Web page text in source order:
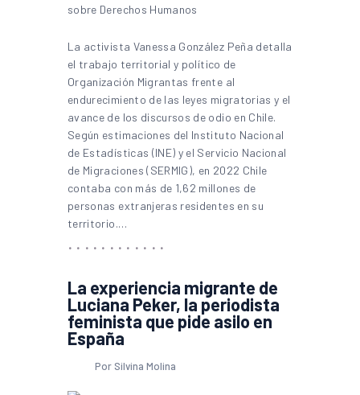
La activista Vanessa González Peña detalla
el trabajo territorial y político de
Organización Migrantas frente al
endurecimiento de las leyes migratorias y el
avance de los discursos de odio en Chile.
Según estimaciones del Instituto Nacional
de Estadísticas (INE) y el Servicio Nacional
de Migraciones (SERMIG), en 2022 Chile
contaba con más de 1,62 millones de
personas extranjeras residentes en su
territorio.…
La experiencia migrante de
Luciana Peker, la periodista
feminista que pide asilo en
España
Por Silvina Molina